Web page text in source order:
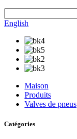
English
Maison
Produits
Valves de pneus
Catégories